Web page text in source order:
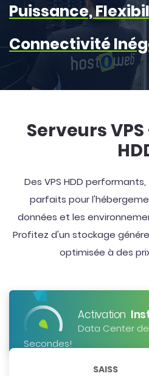
Puissance,
Connectivité
Serveurs
Des VPS HDD
parfaits pour
données et les
Profitez d'un stockage
optimisée à des
Activation
Data Center
Secondes!
SAISS